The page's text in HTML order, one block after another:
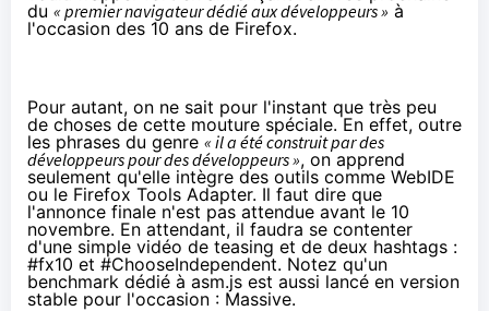
du « premier navigateur dédié aux développeurs » à
l'occasion des 10 ans de Firefox.
Pour autant, on ne sait pour l'instant que très peu
de choses de cette mouture spéciale. En effet, outre
les phrases du genre « il a été construit par des
développeurs pour des développeurs », on apprend
seulement qu'elle intègre des outils comme WebIDE
ou le Firefox Tools Adapter. Il faut dire que
l'annonce finale n'est pas attendue avant le 10
novembre. En attendant, il faudra se contenter
d'une simple vidéo de teasing et de deux hashtags :
#fx10 et #ChooseIndependent. Notez qu'un
benchmark dédié à asm.js est aussi lancé en version
stable pour l'occasion : Massive.